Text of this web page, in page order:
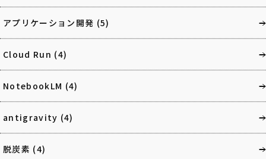
アプリケーション開発 (5)
Cloud Run (4)
NotebookLM (4)
antigravity (4)
脱炭素 (4)